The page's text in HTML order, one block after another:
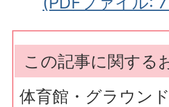
この記事に関する
体育館・グラウン